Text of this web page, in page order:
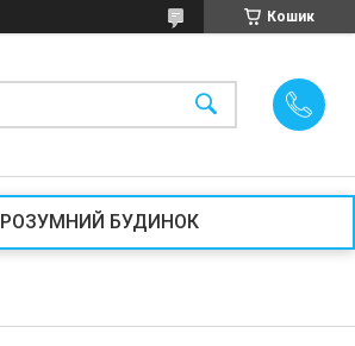
Кошик
РОЗУМНИЙ БУДИНОК